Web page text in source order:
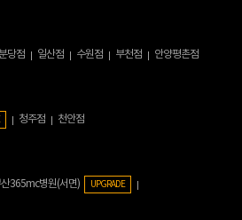
분당점 일산점 수원점 부천점 안양평촌점
청주점 천안점
산365mc병원(서면) UPGRADE